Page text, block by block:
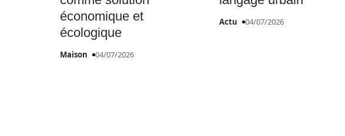
économique et
écologique
Maison 04/07/2026
Actu 04/07/2026